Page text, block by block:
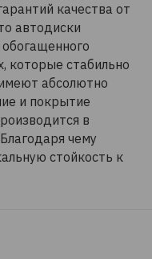
качества от
автодиски
которые стабильно
абсолютно
и покрытие
в
чему
стойкость к